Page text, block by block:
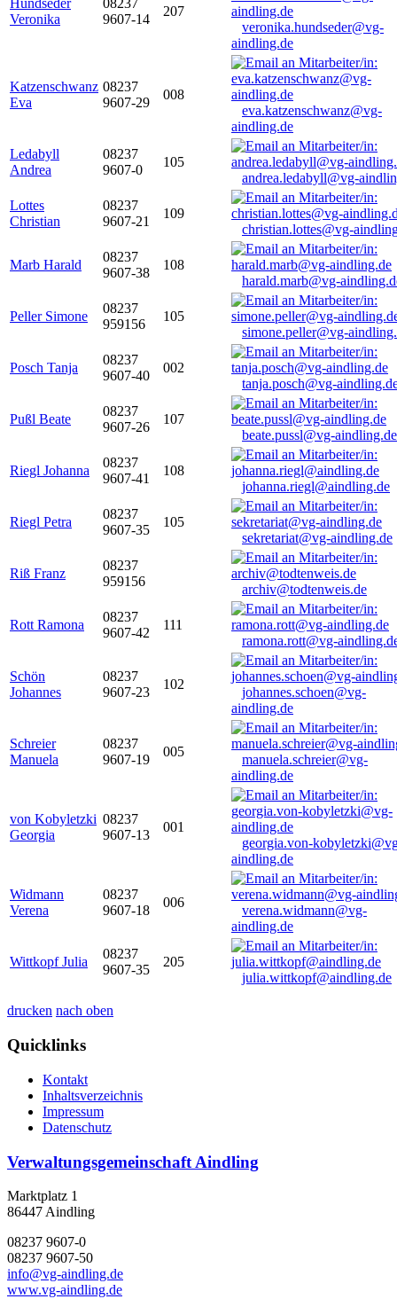
Hundseder
Veronika
08237
9607-14
207
veronika.hundseder@vg-
aindling.de
Katzenschwanz
Eva
08237
9607-29
008
eva.katzenschwanz@vg-
aindling.de
Ledabyll
Andrea
08237
9607-0
105
andrea.ledabyll@vg-
Lottes
Christian
08237
9607-21
109
christian.lottes@vg-
Marb Harald
08237
9607-38
108
harald.marb@vg-
Peller Simone
08237
959156
105
simone.peller@vg-
Posch Tanja
08237
9607-40
002
tanja.posch@vg-
Pußl Beate
08237
9607-26
107
beate.pussl@vg-aindling.de
Riegl Johanna
08237
9607-41
108
johanna.riegl@aindling.de
Riegl Petra
08237
9607-35
105
sekretariat@vg-aindling.de
Riß Franz
08237
959156
archiv@todtenweis.de
Rott Ramona
08237
9607-42
111
ramona.rott@vg-
Schön
Johannes
08237
9607-23
102
johannes.schoen@vg-
aindling.de
Schreier
Manuela
08237
9607-19
005
manuela.schreier@vg-
aindling.de
von Kobyletzki
Georgia
08237
9607-13
001
georgia.von-
aindling.de
Widmann
Verena
08237
9607-18
006
verena.widmann@vg-
aindling.de
Wittkopf Julia
08237
9607-35
205
julia.wittkopf@aindling.de
drucken nach oben
Quicklinks
Kontakt
Inhaltsverzeichnis
Impressum
Datenschutz
Verwaltungsgemeinschaft Aindling
Marktplatz 1
86447 Aindling
08237 9607-0
08237 9607-50
info@vg-aindling.de
www.vg-aindling.de